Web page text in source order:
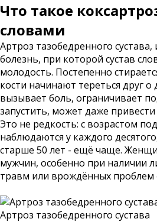
Что такое
словами
Артроз тазобедренного сустава,
болезнь, при которой сустав
молодость. Постепенно
кости начинают тереться друг о
вызывает боль, ограничивает
запустить, может даже
Это не редкость: с возрастом
наблюдаются у каждого
старше 50 лет - ещё чаще.
мужчин, особенно при наличии
травм или врождённых проблем
Артроз тазобедренного сустава